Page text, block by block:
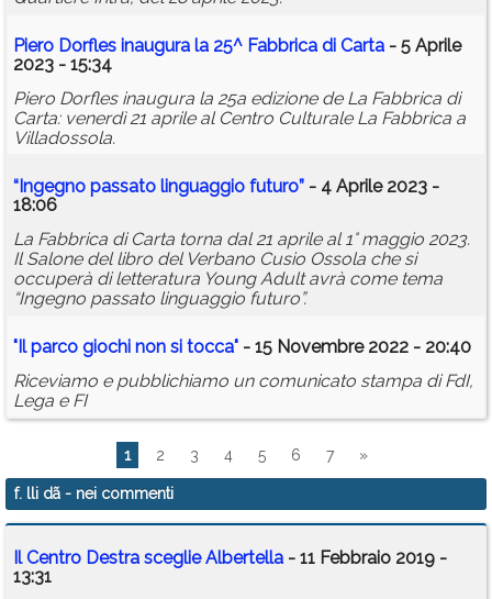
Piero Dorfles inaugura la 25^ Fabbrica di Carta - 5 Aprile
2023 - 15:34
Piero Dorfles inaugura la 25a edizione de La Fabbrica di
Carta: venerdì 21 aprile al Centro Culturale La Fabbrica a
Villadossola.
“Ingegno passato linguaggio futuro” - 4 Aprile 2023 -
18:06
La Fabbrica di Carta torna dal 21 aprile al 1° maggio 2023.
Il Salone del libro del Verbano Cusio Ossola che si
occuperà di letteratura Young Adult avrà come tema
“Ingegno passato linguaggio futuro”.
"Il parco giochi non si tocca" - 15 Novembre 2022 - 20:40
Riceviamo e pubblichiamo un comunicato stampa di FdI,
Lega e FI
1 2 3 4 5 6 7 »
f. lli dã - nei commenti
Il Centro Destra sceglie Albertella - 11 Febbraio 2019 -
13:31